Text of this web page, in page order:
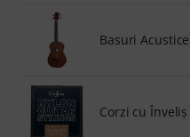
Basuri
Corzi cu